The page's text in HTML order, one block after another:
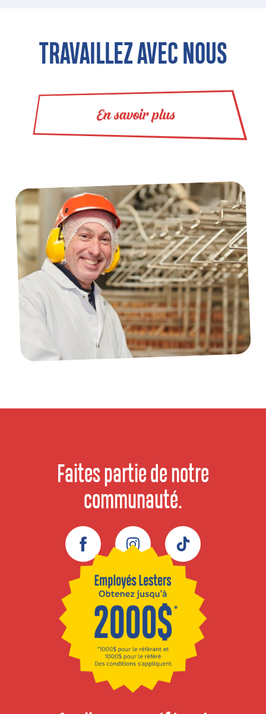
TRAVAILLEZ AVEC NOUS
En savoir plus
Faites partie de notre
communauté.
Facebook Instagram TikTok